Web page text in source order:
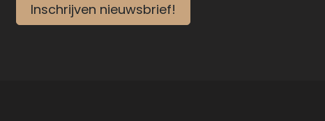
Inschrijven nieuwsbrief!